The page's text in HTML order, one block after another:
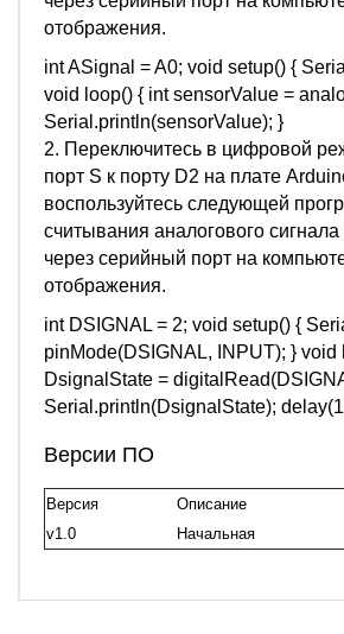
отображения.
int ASignal = A0; void setup() {
void loop() { int sensorValue =
Serial.println(sensorValue); }
2. Переключитесь в цифровой
порт S к порту D2 на плате
воспользуйтесь следующей
считывания аналогового сигнала
через серийный порт на
отображения.
int DSIGNAL = 2; void setup() {
pinMode(DSIGNAL, INPUT); } void
DsignalState =
Serial.println(DsignalState);
Версии ПО
Версия Описание
v1.0
Начальная